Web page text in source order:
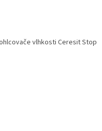
vlhkosti Ceresit Stop